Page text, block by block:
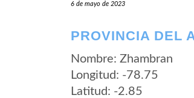
6 de mayo de 2023
PROVINCIA DEL
Nombre: Zhambran
Longitud: -78.75
Latitud: -2.85